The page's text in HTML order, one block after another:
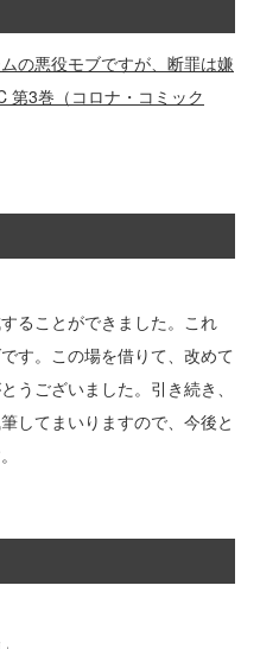
の悪役モブですが、断罪は嫌
第3巻（コロナ・コミック
ることができました。これ
す。この場を借りて、改めて
うございました。引き続き、
してまいりますので、今後と